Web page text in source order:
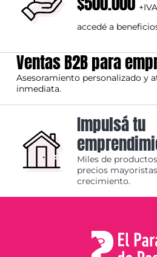
+IVA
accedé a
Ventas B2B para
Asesoramiento personalizado y
inmediata.
Impulsá tu
Miles de
precios
crecimiento.